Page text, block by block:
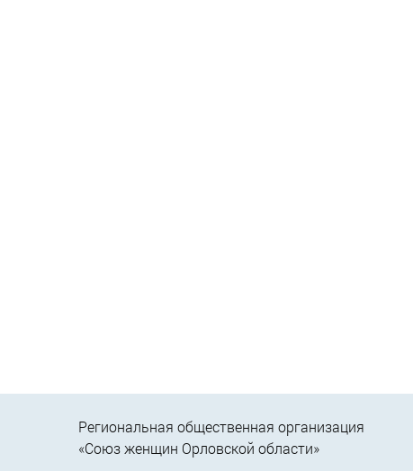
Региональная общественная организация
«Союз женщин Орловской области»